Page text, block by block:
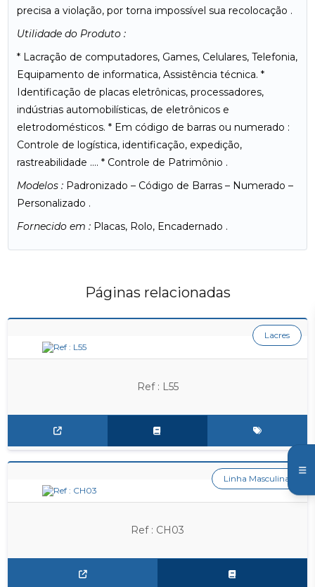
precisa a violação, por torna impossível sua recolocação .
Utilidade do Produto :
* Lacração de computadores, Games, Celulares, Telefonia,
Equipamento de informatica, Assistência técnica. *
Identificação de placas eletrônicas, processadores,
indústrias automobilísticas, de eletrônicos e
eletrodomésticos. * Em código de barras ou numerado :
Controle de logística, identificação, expedição,
rastreabilidade …. * Controle de Patrimônio .
Modelos : Padronizado – Código de Barras – Numerado –
Personalizado .
Fornecido em : Placas, Rolo, Encadernado .
Páginas relacionadas
Ref : L55
Lacres
Ref : CH03
Linha Masculina